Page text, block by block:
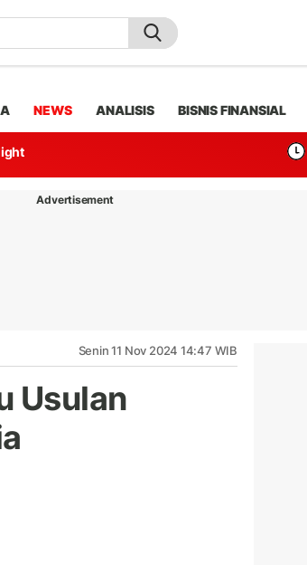
NEWS ANALISIS BISNIS FINANSIAL
Advertisement
Senin 11 Nov 2024 14:47 WIB
Usulan